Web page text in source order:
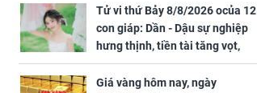
làm về trong khu công
nghiệp Sóng Thần
cạnh biệt thự bầu Hiển
Tử vi thứ Bảy 8/8/2026 ocủa 12
con giáp: Dần - Dậu sự nghiệp
hưng thịnh, tiền tài tăng vọt,
Mão - Thân công việc bất trắc,
tiền mất tật mang
Giá vàng hôm nay, ngày